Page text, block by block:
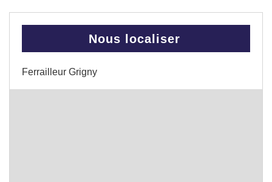
Nous localiser
Ferrailleur Grigny